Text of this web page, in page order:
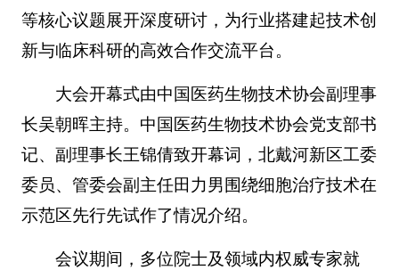
等核心议题展开深度研讨，为行业搭建起技术创
新与临床科研的高效合作交流平台。
大会开幕式由中国医药生物技术协会副理事
长吴朝晖主持。中国医药生物技术协会党支部书
记、副理事长王锦倩致开幕词，北戴河新区工委
委员、管委会副主任田力男围绕细胞治疗技术在
示范区先行先试作了情况介绍。
会议期间，多位院士及领域内权威专家就